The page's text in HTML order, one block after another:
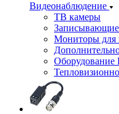
Видеонаблюдение
ТВ камеры
Записывающие
Мониторы для